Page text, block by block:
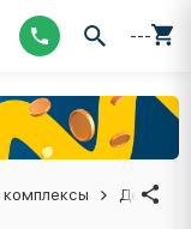
---
комплексы Детские